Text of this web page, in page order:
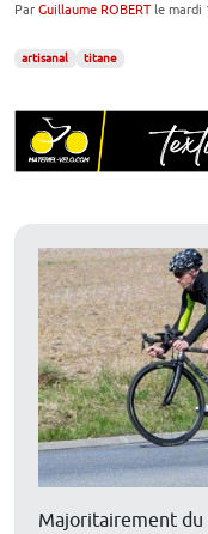
Par Guillaume ROBERT le mardi
artisanal titane
Majoritairement du